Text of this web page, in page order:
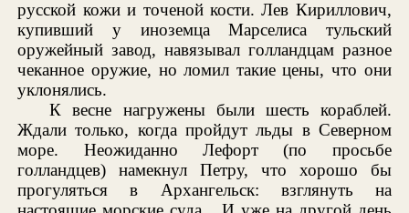
русской кожи и точеной кости. Лев Кириллович,
купивший у иноземца Марселиса тульский
оружейный завод, навязывал голландцам разное
чеканное оружие, но ломил такие цены, что они
уклонялись.
К весне нагружены были шесть кораблей.
Ждали только, когда пройдут льды в Северном
море. Неожиданно Лефорт (по просьбе
голландцев) намекнул Петру, что хорошо бы
прогуляться в Архангельск: взглянуть на